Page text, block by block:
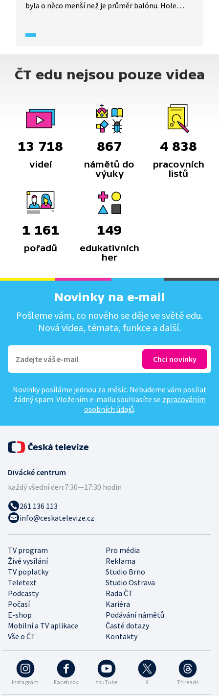
byla o něco menší než je průměr balónu. Hole
položíme balón? Balón bude stoupat do kopce,
ČT edu nejsou pouze videa
13 718
videí
867
námětů do
výuky
4 838
pracovních
listů
1 161
pořadů
149
edukativních
her
Novinky na e-mail
Pošleme vám, co nového se děje ve světě edu.
Nová videa, témata, funkce a další.
Novinky posíláme jednou za měsíc. Nebudeme vám posílat
žádný spam. Vložením e-mailu souhlasíte se zpracováním
osobních údajů.